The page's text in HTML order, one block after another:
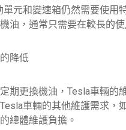
單元和變速箱仍然需要使用
油，通常只需要在較長的使
降低
期更換機油，Tesla車輛的
車輛的其他維護需求，
總體維護負擔。